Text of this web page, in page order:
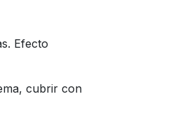
Efecto
cubrir con